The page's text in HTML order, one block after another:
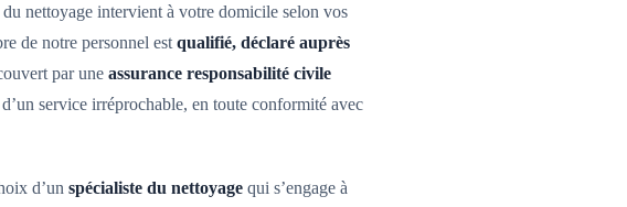
nettoyage intervient à votre domicile selon vos
de notre personnel estqualifié, déclaré auprès
par une assurance responsabilité civile
service irréprochable, en toute conformité avec
d’un spécialiste du nettoyage qui s’engage à